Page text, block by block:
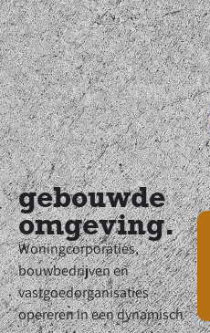
gebouwde
omgeving.
Woningcorporaties,
bouwbedrijven en
vastgoedorganisaties
opereren in een dynamisch